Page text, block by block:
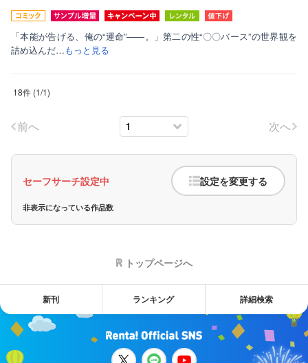
「本能が告げる、俺の“運命”――。」第二の性“〇〇バース”の世界観を
詰め込んだ…もっと見る
18件 (1/1)
前へ 次へ
セーフサーチ設定中 設定を変更する
非表示になっている作品数
トップページへ
新刊 ランキング 詳細検索